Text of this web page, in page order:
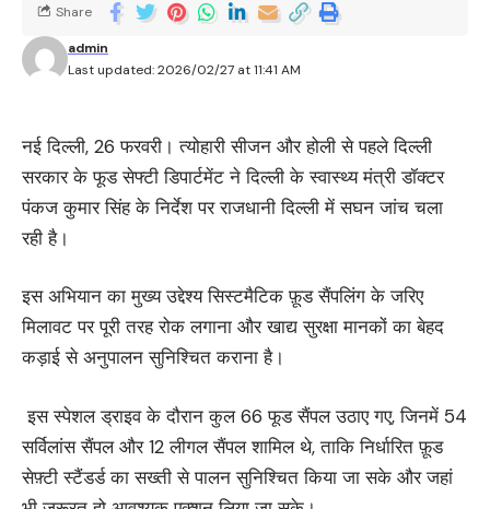
Last updated: 2026/02/27 at 11:41 AM
admin
Share
नई दिल्ली, 26 फरवरी। त्योहारी सीजन और होली से पहले दिल्ली
सरकार के फूड सेफ्टी डिपार्टमेंट ने दिल्ली के स्वास्थ्य मंत्री डॉक्टर
पंकज कुमार सिंह के निर्देश पर राजधानी दिल्ली में सघन जांच चला
रही है।
इस अभियान का मुख्य उद्देश्य सिस्टमैटिक फ़ूड सैंपलिंग के जरिए
मिलावट पर पूरी तरह रोक लगाना और खाद्य सुरक्षा मानकों का बेहद
कड़ाई से अनुपालन सुनिश्चित कराना है।
इस स्पेशल ड्राइव के दौरान कुल 66 फूड सैंपल उठाए गए, जिनमें 54
सर्विलांस सैंपल और 12 लीगल सैंपल शामिल थे, ताकि निर्धारित फ़ूड
सेफ़्टी स्टैंडर्ड का सख्ती से पालन सुनिश्चित किया जा सके और जहां